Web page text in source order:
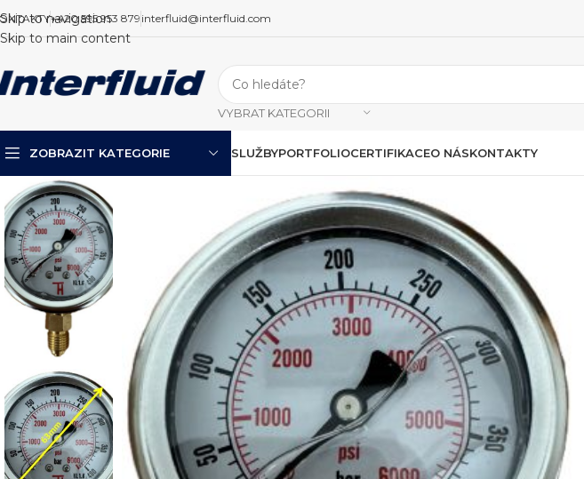
Skip to navigation
Skip to main content
+420 595 953 879 interfluid@interfluid.com
VYBRAT KATEGORII
ZOBRAZIT KATEGORIE SLUŽBYPORTFOLIOCERTIFIKACEO NÁSKONTAKTY